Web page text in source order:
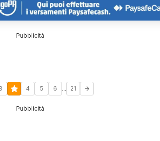
Pubblicità
4 5 6 ... 21
Pubblicità